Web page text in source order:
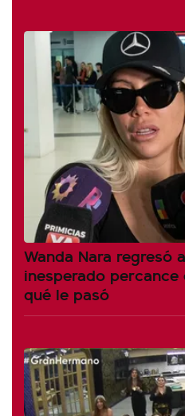
Wanda Nara regresó
inesperado
qué le pasó